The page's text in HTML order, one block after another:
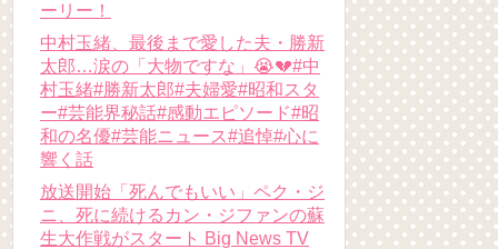
ーリー！
中村玉緒、最後まで愛した夫・勝新
太郎…涙の「大物ですな」😭💔#中
村玉緒#勝新太郎#夫婦愛#昭和スタ
ー#芸能界秘話#感動エピソード#昭
和の名優#芸能ニュース#追悼#心に
響く話
放送開始「死んでもいい」ペク・ジ
ニ、死に続けるカン・ジファンの蘇
生大作戦がスタート Big News TV